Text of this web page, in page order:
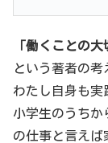
「働くことの
という著者の
わたし自身も実
小学生のうちか
の仕事と言えば